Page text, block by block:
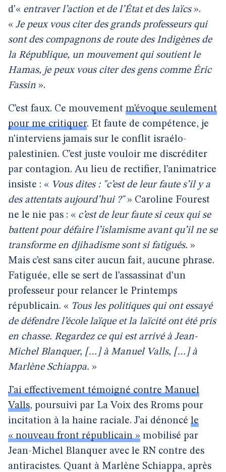
d’« entraver l’action et de l’État et des laïcs».
« Je peux vous citer des grands professeurs qui
sont des compagnons de route des Indigènes de
la République, un mouvement qui soutient le
Hamas, je peux vous citer des gens comme Éric
Fassin ».
C’est faux. Ce mouvement m’évoque seulement
pour me critiquer. Et faute de compétence, je
n’interviens jamais sur le conflit israélo-
palestinien. C’est juste vouloir me discréditer
par contagion. Au lieu de rectifier, l’animatrice
insiste : « Vous dites : "c’est de leur faute s’il y a
des attentats aujourd’hui ?"» Caroline Fourest
ne le nie pas : « c’est de leur faute si ceux qui se
battent pour défaire l’islamisme avant qu’il ne se
transforme en djihadisme sont si fatigués. »
Mais c’est sans citer aucun fait, aucune phrase.
Fatiguée, elle se sert de l’assassinat d’un
professeur pour relancer le Printemps
républicain. « Tous les politiques qui ont essayé
de défendre l’école laïque et la laïcité ont été pris
en chasse. Regardez ce qui est arrivé à Jean-
Michel Blanquer, […] à Manuel Valls, […] à
Marlène Schiappa. »
J’ai effectivement témoigné contre Manuel
Valls, poursuivi par La Voix des Rroms pour
incitation à la haine raciale. J’ai dénoncé le
« nouveau front républicain » mobilisé par
Jean-Michel Blanquer avec le RN contre des
antiracistes. Quant à Marlène Schiappa, après